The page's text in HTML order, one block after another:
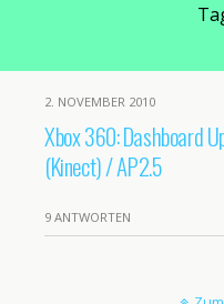
2. NOVEMBER 2010
Xbox 360: Dashboard
(Kinect) / AP2.5
9 ANTWORTEN